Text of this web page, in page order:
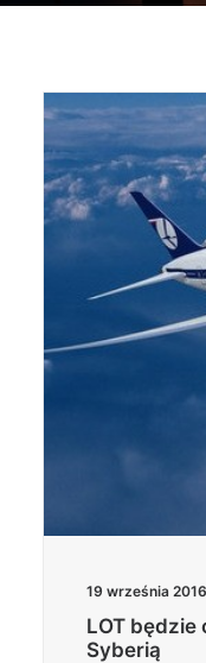
Wasze Podróże
Wyszukiwanie
19 września 2016
LOT będzie
Syberią